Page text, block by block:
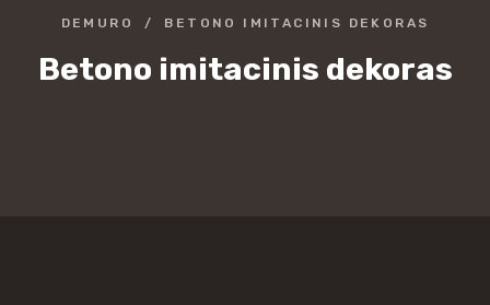
DEMURO BETONO IMITACINIS DEKORAS
Betono imitacinis dekoras